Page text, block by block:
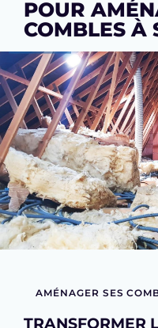
POUR
COMBLES À
AMÉNAGER SES
TRANSFORMER